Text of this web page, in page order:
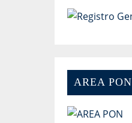
AREA PON